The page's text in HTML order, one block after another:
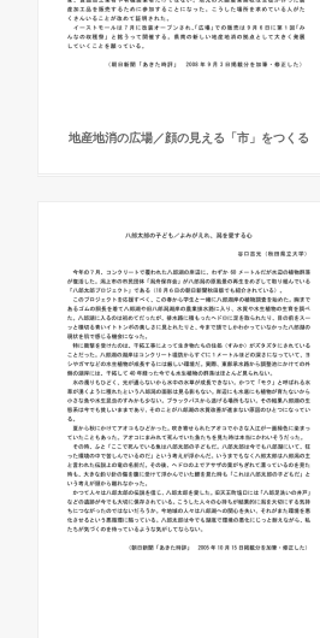
地産地消の広場／顔の見える「市」をつくる